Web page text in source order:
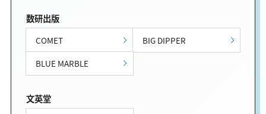
数研出版
COMET
BIG DIPPER
BLUE MARBLE
文英堂